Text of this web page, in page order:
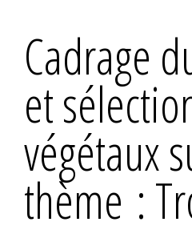
Cadrage
et
végétaux
thème :